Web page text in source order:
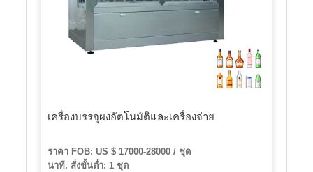
เครื่องบรรจุผงอัตโนมัติและเครื่องจ่าย
ราคา FOB: US $ 17000-28000 / ชุด
นาที. สั่งขั้นต่ำ: 1 ชุด